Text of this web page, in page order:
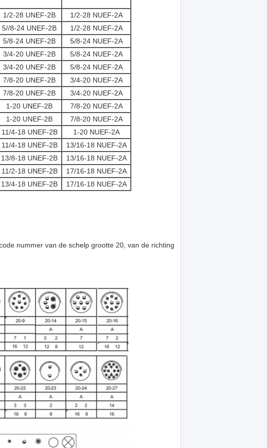
1/2-28 UNEF-2B
1/2-28 NUEF-2A
5//8-24 UNEF-2B
1/2-28 NUEF-2A
5/8-24 UNEF-2B
5/8-24 NUEF-2A
3/4-20 UNEF-2B
5/8-24 NUEF-2A
3/4-20 UNEF-2B
5/8-24 NUEF-2A
7/8-20 UNEF-2B
3/4-20 NUEF-2A
7/8-20 UNEF-2B
3/4-20 NUEF-2A
1-20 UNEF-2B
7/8-20 NUEF-2A
1-20 UNEF-2B
7/8-20 NUEF-2A
11/4-18 UNEF-2B
1-20 NUEF-2A
11/4-18 UNEF-2B
13/16-18 NUEF-2A
13/8-18 UNEF-2B
13/16-18 NUEF-2A
11/2-18 UNEF-2B
17/16-18 NUEF-2A
13/4-18 UNEF-2B 17/16-18 NUEF-2A
nummer van de schelp grootte 20, van de richting